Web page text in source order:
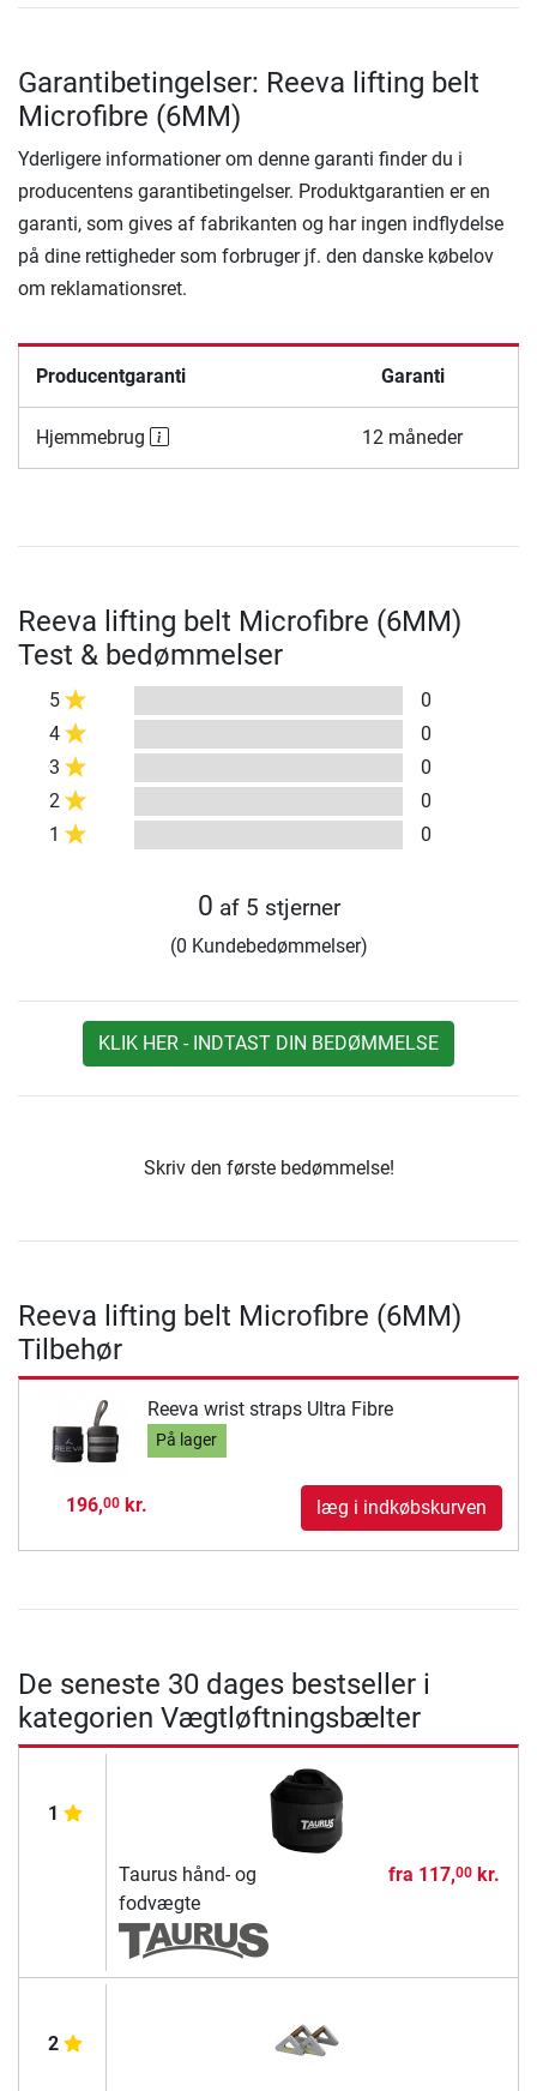
Garantibetingelser: Reeva lifting belt
Microfibre (6MM)
Yderligere informationer om denne garanti finder du i
producentens garantibetingelser. Produktgarantien er en
garanti, som gives af fabrikanten og har ingen indflydelse
på dine rettigheder som forbruger jf. den danske købelov
om reklamationsret.
Producentgaranti Garanti
Hjemmebrug 12 måneder
Reeva lifting belt Microfibre (6MM)
Test & bedømmelser
5
0
4
0
3
0
2
0
1
0
0 af 5 stjerner
(0 Kundebedømmelser)
KLIK HER - INDTAST DIN BEDØMMELSE
Skriv den første bedømmelse!
Reeva lifting belt Microfibre (6MM)
Tilbehør
Reeva wrist straps Ultra Fibre
På lager
196,00kr. læg i indkøbskurven
De seneste 30 dages bestseller i
kategorien Vægtløftningsbælter
1
Taurus hånd- og
fodvægte
fra 117,00kr.
2